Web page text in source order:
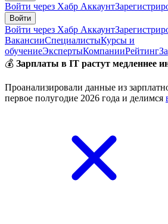
Войти через Хабр Аккаунт
Войти
Войти через Хабр Аккаунт
ВакансииСпециалистыКурсы и
обучениеЭкспертыКомпанииРейтинг
💰 Зарплаты в IT растут медленнее
Проанализировали данные из
первое полугодие 2026 года и делимся